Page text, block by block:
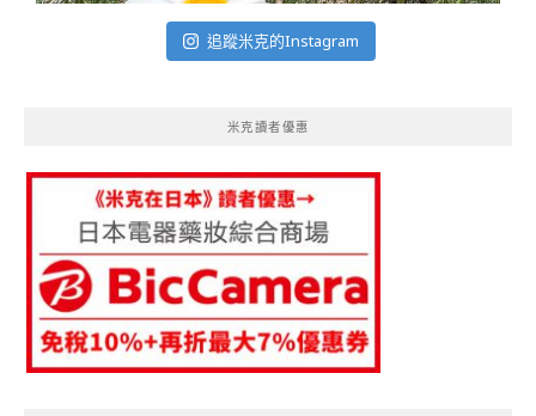
追蹤米克的Instagram
米克讀者優惠